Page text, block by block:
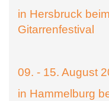
in Hersbruck
Gitarrenfestival
09. - 15. August
in Hammelburg